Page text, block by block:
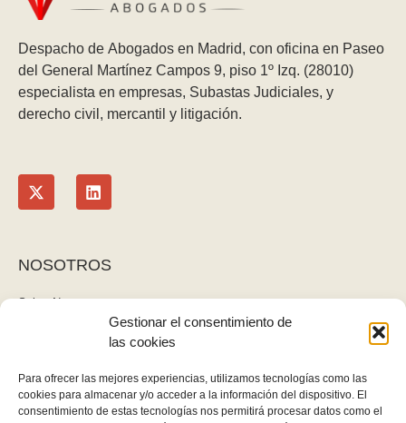
Gestionar el consentimiento de
las cookies
Para ofrecer las mejores experiencias, utilizamos tecnologías como las
cookies para almacenar y/o acceder a la información del dispositivo. El
consentimiento de estas tecnologías nos permitirá procesar datos como el
Despacho de Abogados en Madrid, con oficina en Paseo
del General Martínez Campos 9, piso 1º Izq. (28010)
especialista en empresas, Subastas Judiciales, y
derecho civil, mercantil y litigación.
NOSOTROS
Sobre Nosotros
Política de privacidad